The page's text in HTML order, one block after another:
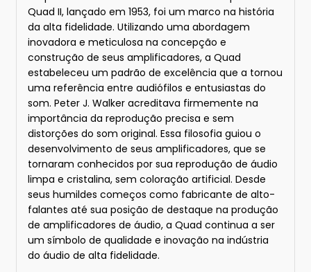
Quad II, lançado em 1953, foi um marco na história
da alta fidelidade. Utilizando uma abordagem
inovadora e meticulosa na concepção e
construção de seus amplificadores, a Quad
estabeleceu um padrão de excelência que a tornou
uma referência entre audiófilos e entusiastas do
som. Peter J. Walker acreditava firmemente na
importância da reprodução precisa e sem
distorções do som original. Essa filosofia guiou o
desenvolvimento de seus amplificadores, que se
tornaram conhecidos por sua reprodução de áudio
limpa e cristalina, sem coloração artificial. Desde
seus humildes começos como fabricante de alto-
falantes até sua posição de destaque na produção
de amplificadores de áudio, a Quad continua a ser
um símbolo de qualidade e inovação na indústria
do áudio de alta fidelidade.